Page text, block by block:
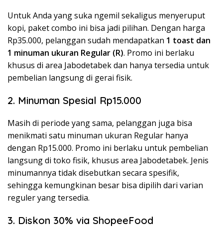
Untuk Anda yang suka ngemil sekaligus menyeruput
kopi, paket combo ini bisa jadi pilihan. Dengan harga
Rp35.000, pelanggan sudah mendapatkan 1 toast dan
1 minuman ukuran Regular (R). Promo ini berlaku
khusus di area Jabodetabek dan hanya tersedia untuk
pembelian langsung di gerai fisik.
2. Minuman Spesial Rp15.000
Masih di periode yang sama, pelanggan juga bisa
menikmati satu minuman ukuran Regular hanya
dengan Rp15.000. Promo ini berlaku untuk pembelian
langsung di toko fisik, khusus area Jabodetabek. Jenis
minumannya tidak disebutkan secara spesifik,
sehingga kemungkinan besar bisa dipilih dari varian
reguler yang tersedia.
3. Diskon 30% via ShopeeFood